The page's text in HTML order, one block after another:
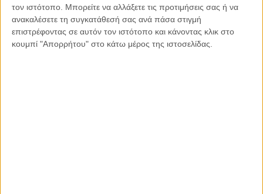
τον ιστότοπο. Μπορείτε να αλλάξετε τις προτιμήσεις σας ή να
ανακαλέσετε τη συγκατάθεσή σας ανά πάσα στιγμή
επιστρέφοντας σε αυτόν τον ιστότοπο και κάνοντας κλικ στο
κουμπί "Απορρήτου" στο κάτω μέρος της ιστοσελίδας.